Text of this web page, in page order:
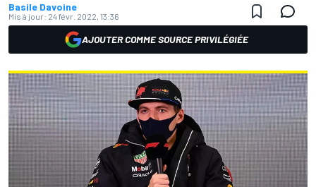
Basile Davoine
Mis à jour: 24 févr. 2022, 13:36
AJOUTER COMME SOURCE PRIVILÉGIÉE